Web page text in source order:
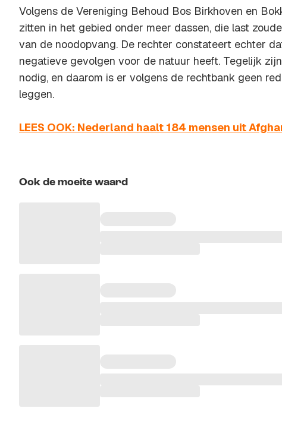
Volgens de Vereniging Behoud Bos Birkhoven en
zitten in het gebied onder meer dassen, die last
van de noodopvang. De rechter constateert echter
negatieve gevolgen voor de natuur heeft. Tegelijk
nodig, en daarom is er volgens de rechtbank geen
leggen.
LEES OOK: Nederland haalt 184 mensen uit
Ook de moeite waard